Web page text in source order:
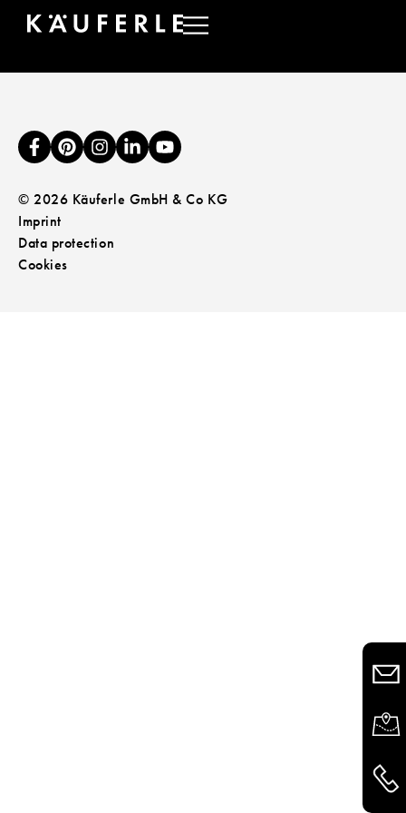
SALES OFFICE EAST
© 2026 Käuferle GmbH & Co KG
Imprint
Data protection
Cookies